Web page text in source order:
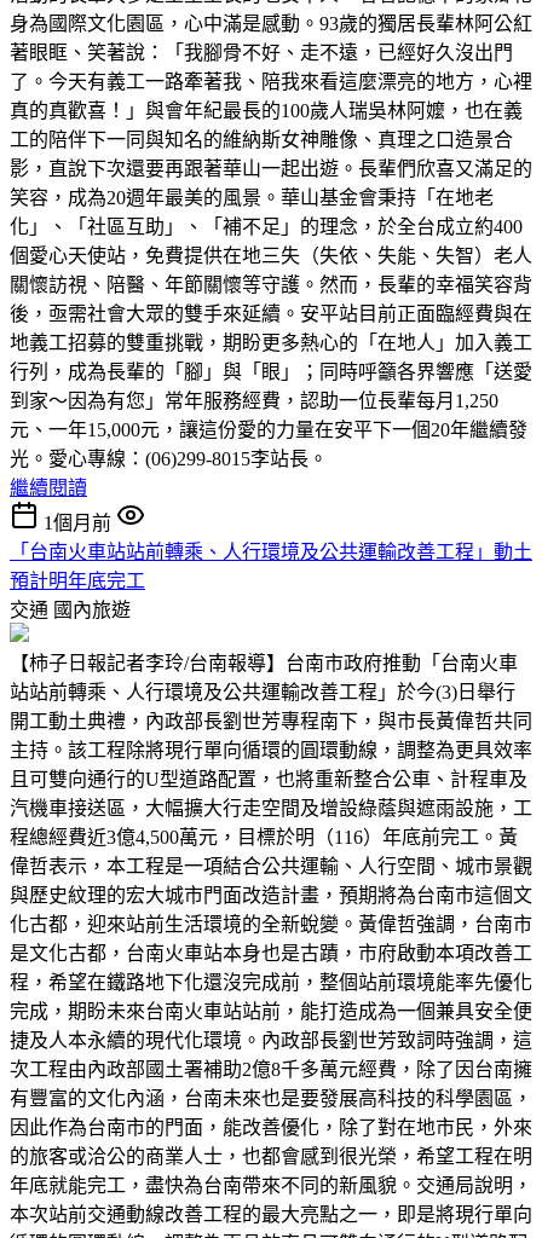
身為國際文化園區，心中滿是感動。93歲的獨居長輩林阿公紅
著眼眶、笑著說：「我腳骨不好、走不遠，已經好久沒出門
了。今天有義工一路牽著我、陪我來看這麼漂亮的地方，心裡
真的真歡喜！」與會年紀最長的100歲人瑞吳林阿嬤，也在義
工的陪伴下一同與知名的維納斯女神雕像、真理之口造景合
影，直說下次還要再跟著華山一起出遊。長輩們欣喜又滿足的
笑容，成為20週年最美的風景。華山基金會秉持「在地老
化」、「社區互助」、「補不足」的理念，於全台成立約400
個愛心天使站，免費提供在地三失（失依、失能、失智）老人
關懷訪視、陪醫、年節關懷等守護。然而，長輩的幸福笑容背
後，亟需社會大眾的雙手來延續。安平站目前正面臨經費與在
地義工招募的雙重挑戰，期盼更多熱心的「在地人」加入義工
行列，成為長輩的「腳」與「眼」；同時呼籲各界響應「送愛
到家～因為有您」常年服務經費，認助一位長輩每月1,250
元、一年15,000元，讓這份愛的力量在安平下一個20年繼續發
光。愛心專線：(06)299-8015李站長。
繼續閱讀
1個月前
「台南火車站站前轉乘、人行環境及公共運輸改善工程」動土
預計明年底完工
交通 國內旅遊
【柿子日報記者李玲/台南報導】台南市政府推動「台南火車
站站前轉乘、人行環境及公共運輸改善工程」於今(3)日舉行
開工動土典禮，內政部長劉世芳專程南下，與市長黃偉哲共同
主持。該工程除將現行單向循環的圓環動線，調整為更具效率
且可雙向通行的U型道路配置，也將重新整合公車、計程車及
汽機車接送區，大幅擴大行走空間及增設綠蔭與遮雨設施，工
程總經費近3億4,500萬元，目標於明（116）年底前完工。黃
偉哲表示，本工程是一項結合公共運輸、人行空間、城市景觀
與歷史紋理的宏大城市門面改造計畫，預期將為台南市這個文
化古都，迎來站前生活環境的全新蛻變。黃偉哲強調，台南市
是文化古都，台南火車站本身也是古蹟，市府啟動本項改善工
程，希望在鐵路地下化還沒完成前，整個站前環境能率先優化
完成，期盼未來台南火車站站前，能打造成為一個兼具安全便
捷及人本永續的現代化環境。內政部長劉世芳致詞時強調，這
次工程由內政部國土署補助2億8千多萬元經費，除了因台南擁
有豐富的文化內涵，台南未來也是要發展高科技的科學園區，
因此作為台南市的門面，能改善優化，除了對在地市民，外來
的旅客或洽公的商業人士，也都會感到很光榮，希望工程在明
年底就能完工，盡快為台南帶來不同的新風貌。交通局說明，
本次站前交通動線改善工程的最大亮點之一，即是將現行單向